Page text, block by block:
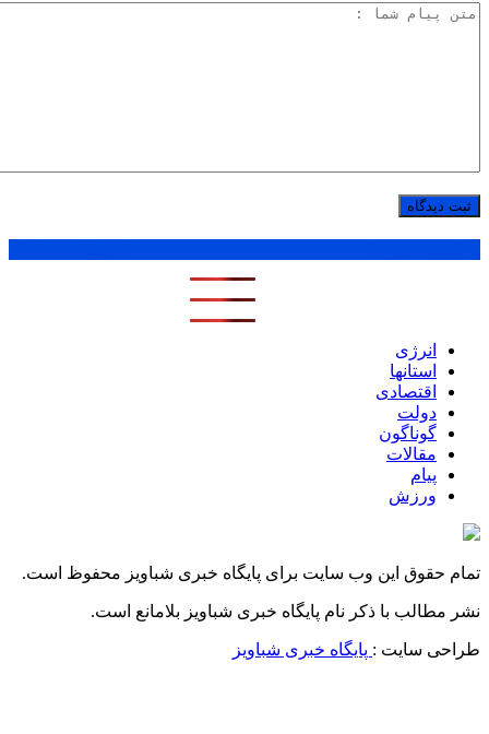
انرژی
استانها
اقتصادی
دولت
گوناگون
مقالات
پیام
ورزش
تمام حقوق این وب سایت برای پایگاه خبری شباویز محفوظ است.
نشر مطالب با ذکر نام پایگاه خبری شباویز بلامانع است.
طراحی سایت : پایگاه خبری شباویز